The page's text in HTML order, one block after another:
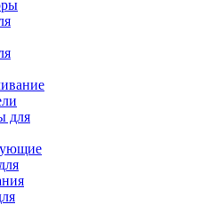
для